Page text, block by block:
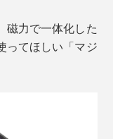
磁力で一体化した
ってほしい「マジ